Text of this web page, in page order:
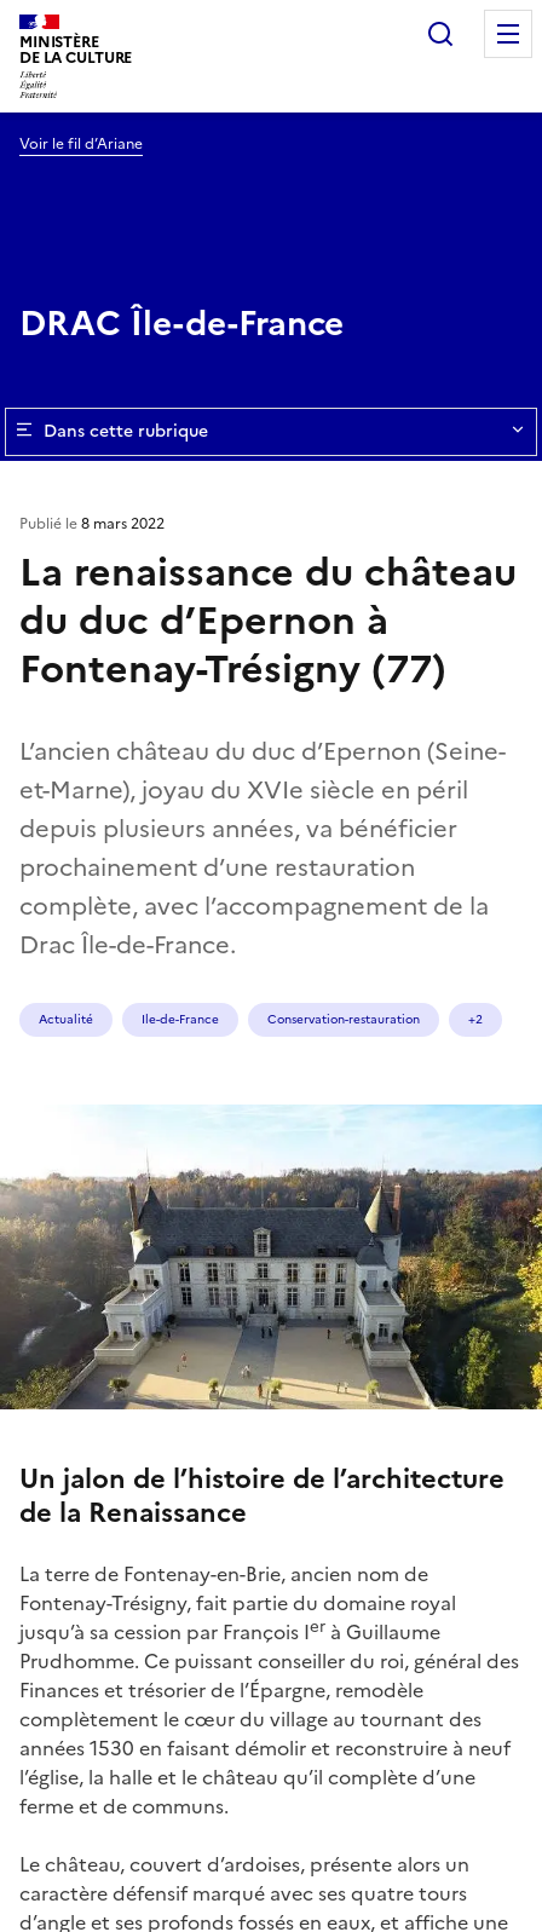
MINISTÈRE
DE LA CULTURE
Voir le fil d’Ariane
DRAC Île-de-France
Dans cette rubrique
La renaissance du château
du duc d’Epernon à
Fontenay-Trésigny (77)
L’ancien château du duc d’Epernon (Seine-
et-Marne), joyau du XVIe siècle en péril
depuis plusieurs années, va bénéficier
prochainement d’une restauration
complète, avec l’accompagnement de la
Drac Île-de-France.
Publié le8 mars 2022
Actualité Ile-de-France Conservation-restauration +2
Un jalon de l’histoire de l’architecture
de la Renaissance
La terre de Fontenay-en-Brie, ancien nom de
Fontenay-Trésigny, fait partie du domaine royal
jusqu’à sa cession par François Ier à Guillaume
Prudhomme. Ce puissant conseiller du roi, général des
Finances et trésorier de l’Épargne, remodèle
complètement le cœur du village au tournant des
années 1530 en faisant démolir et reconstruire à neuf
l’église, la halle et le château qu’il complète d’une
ferme et de communs.
Le château, couvert d’ardoises, présente alors un
caractère défensif marqué avec ses quatre tours
d’angle et ses profonds fossés en eaux, et affiche une